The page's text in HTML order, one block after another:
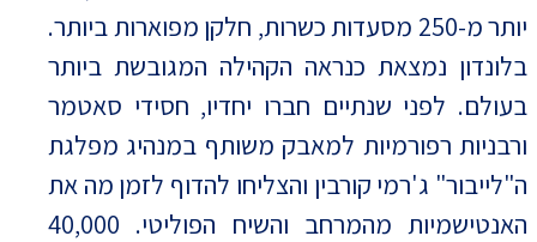
יותר מ-250 מסעדות כשרות, חלקן מפוארות ביותר.
בלונדון נמצאת כנראה הקהילה המגובשת ביותר
בעולם. לפני שנתיים חברו יחדיו, חסידי סאטמר
ורבניות רפורמיות למאבק משותף במנהיג מפלגת
ה"לייבור" ג'רמי קורבין והצליחו להדוף לזמן מה את
האנטישמיות מהמרחב והשיח הפוליטי. 40,000